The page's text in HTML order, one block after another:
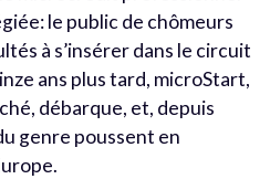
le public de chômeurs
à s’insérer dans le circuit
ans plus tard, microStart,
débarque, et, depuis
genre poussent en